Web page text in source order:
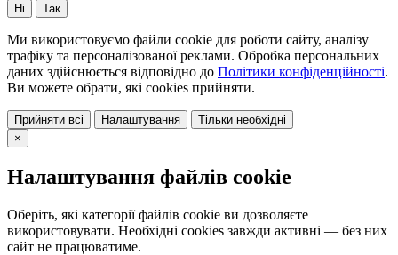
Ні Так
Ми використовуємо файли cookie для роботи сайту, аналізу
трафіку та персоналізованої реклами. Обробка персональних
даних здійснюється відповідно до Політики конфіденційності.
Ви можете обрати, які cookies прийняти.
Прийняти всі Налаштування
Тільки необхідні
×
Налаштування файлів cookie
Оберіть, які категорії файлів cookie ви дозволяєте
використовувати. Необхідні cookies завжди активні — без них
сайт не працюватиме.